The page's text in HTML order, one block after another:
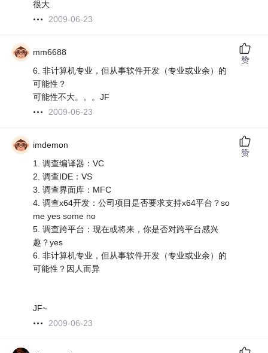
很大
2009-06-23
mm6688
6. 非计算机专业，但从事软件开发（专业或业余）的
可能性？
可能性不大。。。JF
2009-06-23
赞
imdemon
1. 调查编译器：VC
2. 调查IDE：VS
3. 调查界面库：MFC
4. 调查x64开发：公司项目是否要求支持x64平台？so
me yes some no
5. 调查跨平台：现在或将来，你是否对跨平台感兴
趣？yes
6. 非计算机专业，但从事软件开发（专业或业余）的
可能性？因人而异
JF~
2009-06-23
赞